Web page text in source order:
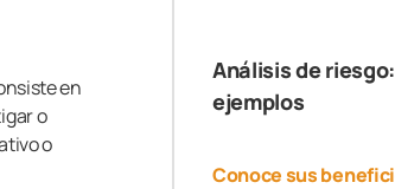
en
o
o
Análisis de
ejemplos
Conoce sus